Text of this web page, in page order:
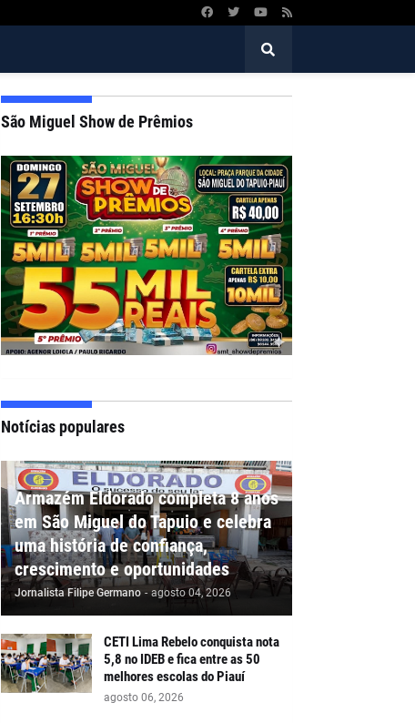
São Miguel Show de Prêmios
Notícias populares
Armazém Eldorado completa 8 anos
em São Miguel do Tapuio e celebra
uma história de confiança,
crescimento e oportunidades
Jornalista Filipe Germano - agosto 04, 2026
CETI Lima Rebelo conquista nota
5,8 no IDEB e fica entre as 50
melhores escolas do Piauí
agosto 06, 2026